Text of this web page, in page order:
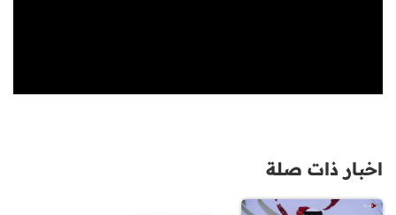
اخبار ذات صلة